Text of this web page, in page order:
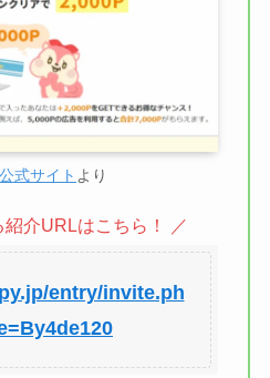
式サイト より
介URLはこちら！ ／
entry/invite.ph